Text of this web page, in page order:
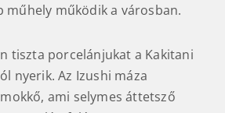
műhely működik a városban.
tiszta porcelánjukat a Kakitani
nyerik. Az Izushi máza
ami selymes áttetsző